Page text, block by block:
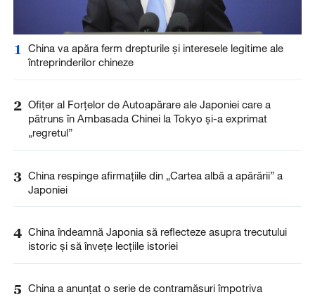
1
China va apăra ferm drepturile și interesele legitime ale
întreprinderilor chineze
2 Ofițer al Forțelor de Autoapărare ale Japoniei care a
pătruns în Ambasada Chinei la Tokyo și-a exprimat
„regretul”
3 China respinge afirmațiile din „Cartea albă a apărării” a
Japoniei
4 China îndeamnă Japonia să reflecteze asupra trecutului
istoric și să învețe lecțiile istoriei
5 China a anunţat o serie de contramăsuri împotriva